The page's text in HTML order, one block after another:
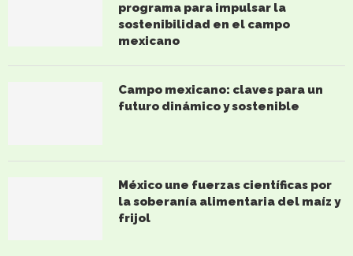
programa para impulsar la
sostenibilidad en el campo
mexicano
Campo mexicano: claves para un
futuro dinámico y sostenible
México une fuerzas científicas por
la soberanía alimentaria del maíz y
frijol